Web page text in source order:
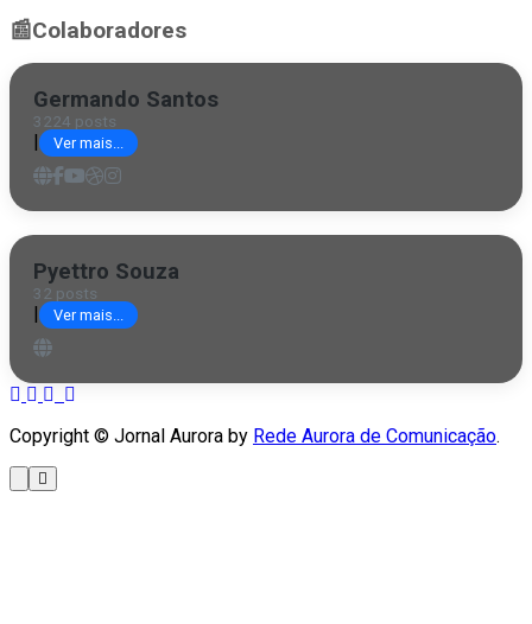
📰Colaboradores
Germando Santos
3224 posts
| Ver mais...
Pyettro Souza
32 posts
| Ver mais...
Copyright © Jornal Aurora by Rede Aurora de Comunicação.